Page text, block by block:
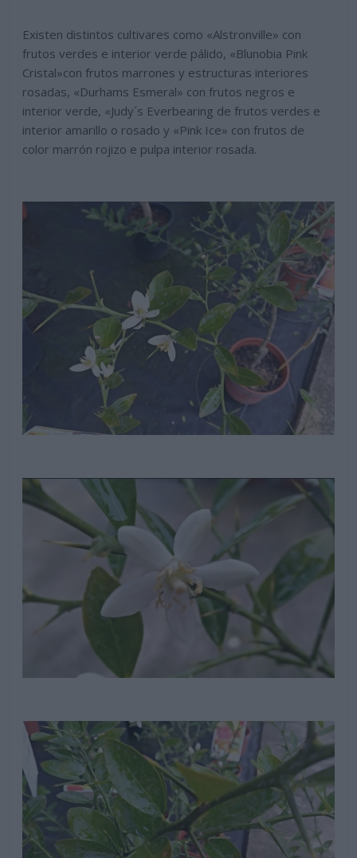
Existen distintos cultivares como «Alstronville» con
frutos verdes e interior verde pálido, «Blunobia Pink
Cristal»con frutos marrones y estructuras interiores
rosadas, «Durhams Esmeral» con frutos negros e
interior verde, «Judy´s Everbearing de frutos verdes e
interior amarillo o rosado y «Pink Ice» con frutos de
color marrón rojizo e pulpa interior rosada.